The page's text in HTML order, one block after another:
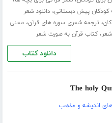
کودکان پیش دبستانی،دانلود شعر
، ترجمه شعری سوره های قرآن، معنی
،کتاب قرآن به صورت شعر
دانلود کتاب
اندیشه و مذهب